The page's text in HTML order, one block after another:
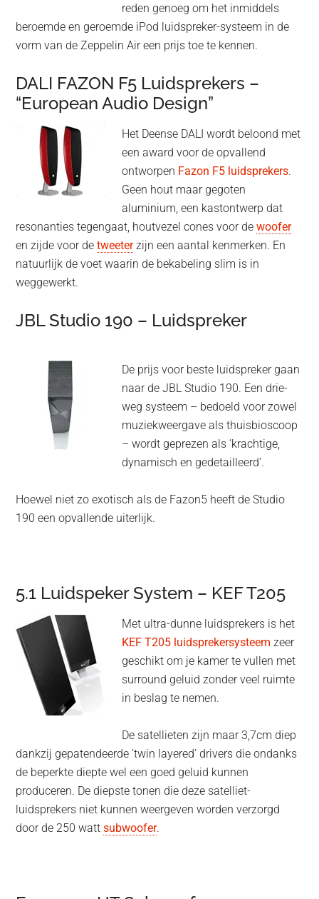
reden genoeg om het inmiddels
beroemde en geroemde iPod luidspreker-systeem in de
vorm van de Zeppelin Air een prijs toe te kennen.
DALI FAZON F5 Luidsprekers –
“European Audio Design”
Het Deense DALI wordt beloond met
een award voor de opvallend
ontworpen Fazon F5 luidsprekers.
Geen hout maar gegoten
aluminium, een kastontwerp dat
resonanties tegengaat, houtvezel cones voor dewoofer
en zijde voor detweeterzijn een aantal kenmerken. En
natuurlijk de voet waarin de bekabeling slim is in
weggewerkt.
JBL Studio 190 – Luidspreker
De prijs voor beste luidspreker gaan
naar de JBL Studio 190. Een drie-
weg systeem – bedoeld voor zowel
muziekweergave als thuisbioscoop
– wordt geprezen als ‘krachtige,
dynamisch en gedetailleerd’.
Hoewel niet zo exotisch als de Fazon5 heeft de Studio
190 een opvallende uiterlijk.
5.1 Luidspeker System – KEF T205
Met ultra-dunne luidsprekers is het
KEF T205 luidsprekersysteem zeer
geschikt om je kamer te vullen met
surround geluid zonder veel ruimte
in beslag te nemen.
De satellieten zijn maar 3,7cm diep
dankzij gepatendeerde ’twin layered’ drivers die ondanks
de beperkte diepte wel een goed geluid kunnen
produceren. De diepste tonen die deze satelliet-
luidsprekers niet kunnen weergeven worden verzorgd
door de 250 wattsubwoofer.